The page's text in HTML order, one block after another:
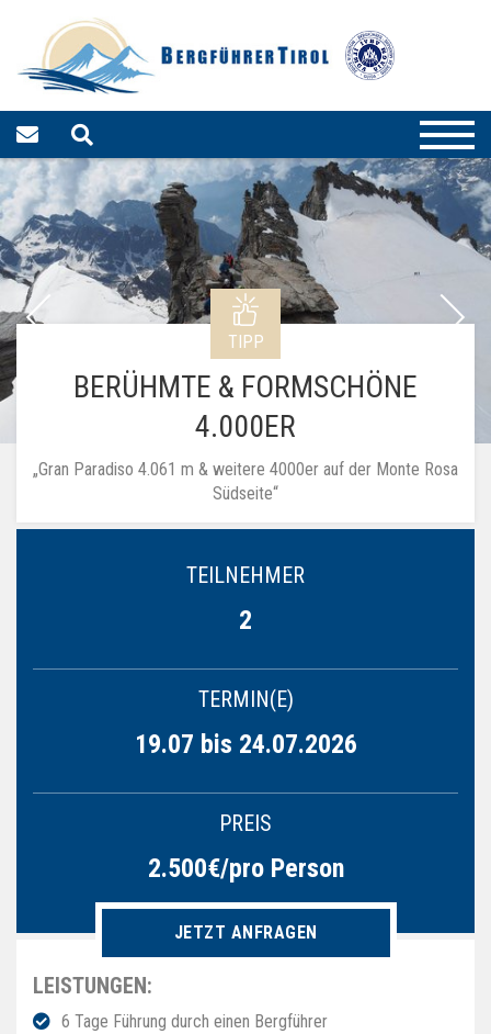
TIPP
BERÜHMTE & FORMSCHÖNE
4.000ER
„Gran Paradiso 4.061 m & weitere 4000er auf der Monte Rosa
Südseite“
TEILNEHMER
2
TERMIN(E)
19.07 bis 24.07.2026
PREIS
2.500€/pro Person
JETZT ANFRAGEN
LEISTUNGEN:
6 Tage Führung durch einen Bergführer